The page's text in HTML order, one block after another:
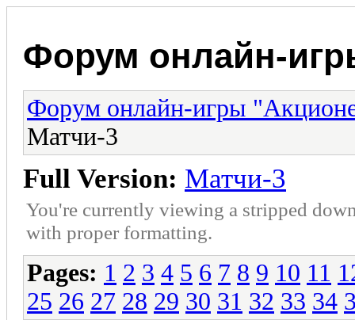
Форум онлайн-
Форум онлайн-игры
Матчи-3
Full Version: Матчи-3
You're currently viewing a stripped
with proper formatting.
Pages: 1 2 3 4 5 6 7 8 9 10 11
25 26 27 28 29 30 31 32 33 34